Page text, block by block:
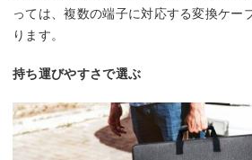
っては、複数の端子に対応する変換ケー
ります。
持ち運びやすさで選ぶ